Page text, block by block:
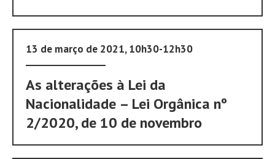
13 de março de 2021, 10h30-12h30
As alterações à Lei da
Nacionalidade – Lei Orgânica nº
2/2020, de 10 de novembro